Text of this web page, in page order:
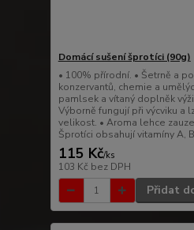
Domácí sušení šprotíci (90g)
• 100% přírodní. • Šetrně a
konzervantů, chemie a
pamlsek a vítaný doplněk
Výborně fungují při výcviku a
velikost. • Aroma lehce
Šprotíci obsahují vitamíny A,
115 Kč/ks
103 Kč bez DPH
Přidat